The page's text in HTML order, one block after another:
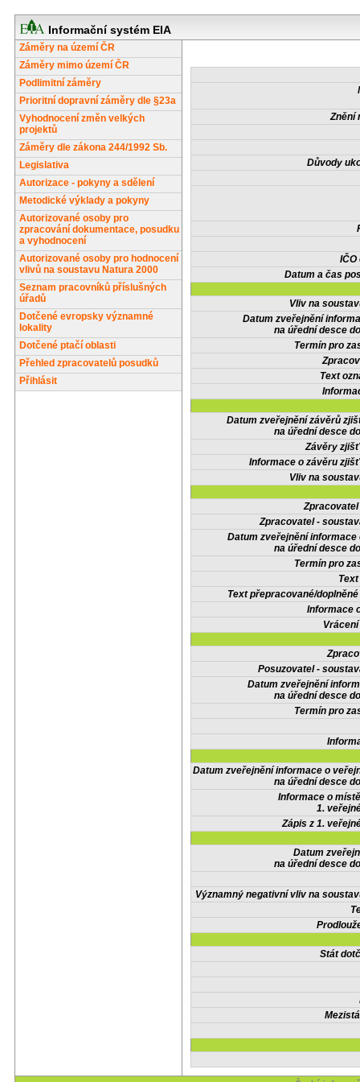
Informační systém EIA
Záměry na území ČR
Záměry mimo území ČR
Podlimitní záměry
Prioritní dopravní záměry dle §23a
Vyhodnocení změn velkých
projektů
Záměry dle zákona 244/1992 Sb.
Legislativa
Autorizace - pokyny a sdělení
Metodické výklady a pokyny
Autorizované osoby pro
zpracování dokumentace, posudku
a vyhodnocení
Autorizované osoby pro hodnocení
vlivů na soustavu Natura 2000
Seznam pracovníků příslušných
úřadů
Dotčené evropsky významné
lokality
Dotčené ptačí oblasti
Přehled zpracovatelů posudků
Přihlásit
Znění
Důvody
IČO
Datum a čas
Vliv na
Datum zveřejnění
na úřední desce
Termín pro
Text
Datum zveřejnění závěrů
na úřední desce
Závěry
Informace o závěru
Vliv na
Zpracovatel -
Datum zveřejnění informace
na úřední desce
Termín pro
Text přepracované/
Informace
Posuzovatel -
Datum zveřejnění
na úřední desce
Termín pro
Datum zveřejnění informace o
na úřední desce
Informace o
1.
Zápis z 1.
Datum
na úřední desce
Významný negativní vliv na
Stát